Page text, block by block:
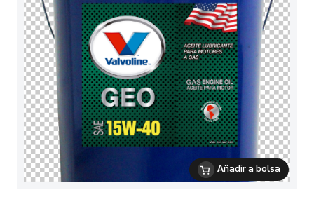
Añadir a bolsa